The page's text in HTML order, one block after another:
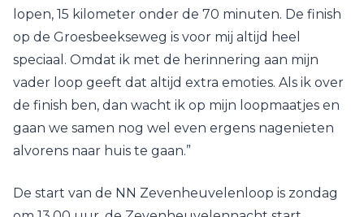
lopen, 15 kilometer onder de 70 minuten. De finish
op de Groesbeekseweg is voor mij altijd heel
speciaal. Omdat ik met de herinnering aan mijn
vader loop geeft dat altijd extra emoties. Als ik over
de finish ben, dan wacht ik op mijn loopmaatjes en
gaan we samen nog wel even ergens nagenieten
alvorens naar huis te gaan.”
De start van de NN Zevenheuvelenloop is zondag